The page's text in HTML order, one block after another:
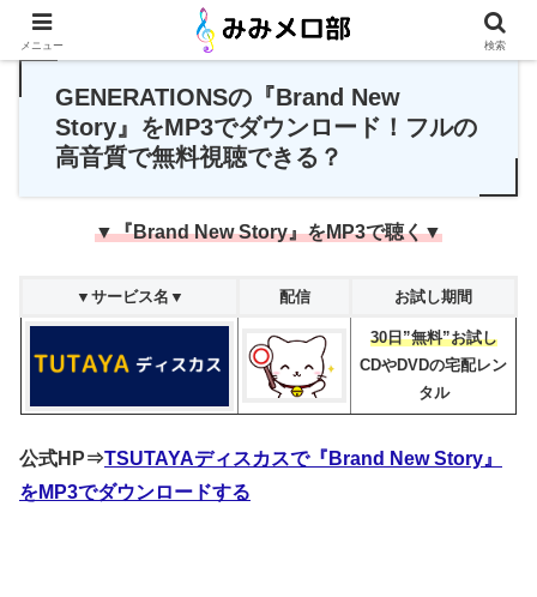
PR
GENERATIONSの『Brand New
Story』をMP3でダウンロード！フルの
高音質で無料視聴できる？
▼『Brand New Story』をMP3で聴く▼
▼サービス名▼ 配信 お試し期間
30日”無料”お試し
CDやDVDの宅配レン
タル
公式HP⇒TSUTAYAディスカスで『Brand New Story』
をMP3でダウンロードする
メニュー 検索